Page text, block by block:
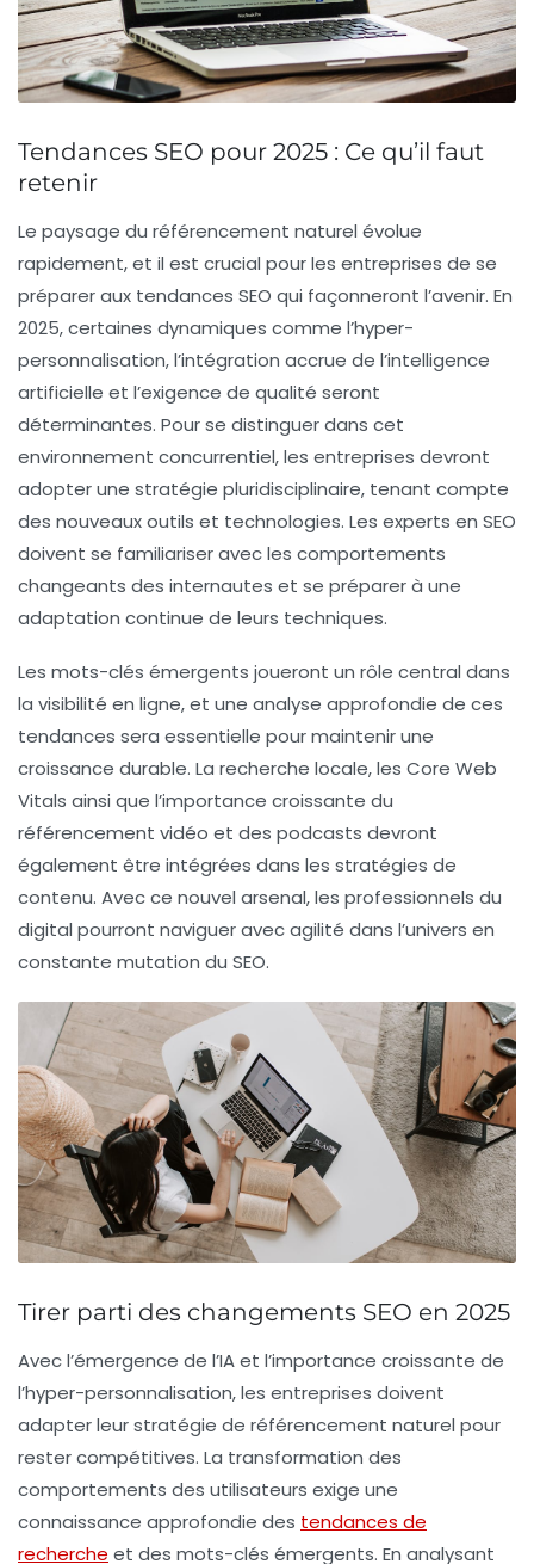
Tendances SEO pour 2025 : Ce qu’il faut
retenir
Le paysage du référencement naturel évolue
rapidement, et il est crucial pour les entreprises de se
préparer aux tendances SEO qui façonneront l’avenir. En
2025, certaines dynamiques comme l’hyper-
personnalisation, l’intégration accrue de l’intelligence
artificielle et l’exigence de qualité seront
déterminantes. Pour se distinguer dans cet
environnement concurrentiel, les entreprises devront
adopter une stratégie pluridisciplinaire, tenant compte
des nouveaux outils et technologies. Les experts en SEO
doivent se familiariser avec les comportements
changeants des internautes et se préparer à une
adaptation continue de leurs techniques.
Les mots-clés émergents joueront un rôle central dans
la visibilité en ligne, et une analyse approfondie de ces
tendances sera essentielle pour maintenir une
croissance durable. La recherche locale, les Core Web
Vitals ainsi que l’importance croissante du
référencement vidéo et des podcasts devront
également être intégrées dans les stratégies de
contenu. Avec ce nouvel arsenal, les professionnels du
digital pourront naviguer avec agilité dans l’univers en
constante mutation du SEO.
Tirer parti des changements SEO en 2025
Avec l’émergence de l’IAet l’importance croissante de
l’hyper-personnalisation, les entreprises doivent
adapter leurstratégie de référencement naturel pour
rester compétitives. La transformation des
comportements des utilisateurs exige une
connaissance approfondie des tendances de
recherche et des mots-clés émergents. En analysant